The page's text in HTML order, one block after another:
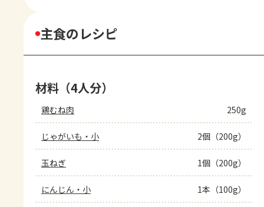
主食のレシピ
材料（4人分）
鶏むね肉 250g
じゃがいも・小 2個（200g）
玉ねぎ 1個（200g）
にんじん・小 1本（100g）